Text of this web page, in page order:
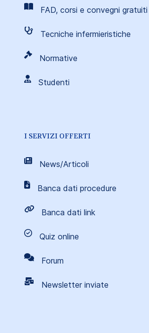
FAD, corsi e convegni gratuiti
Tecniche infermieristiche
Normative
Studenti
I SERVIZI OFFERTI
News/Articoli
Banca dati procedure
Banca dati link
Quiz online
Forum
Newsletter inviate